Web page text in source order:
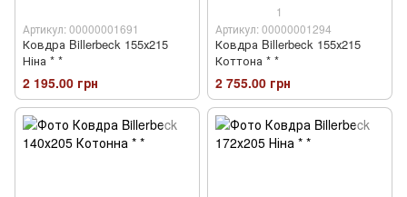
Артикул: 00000001691
Ковдра Billerbeck 155х215
Ніна * *
2 195.00 грн
1
Артикул: 00000001294
Ковдра Billerbeck 155х215
Коттона * *
2 755.00 грн